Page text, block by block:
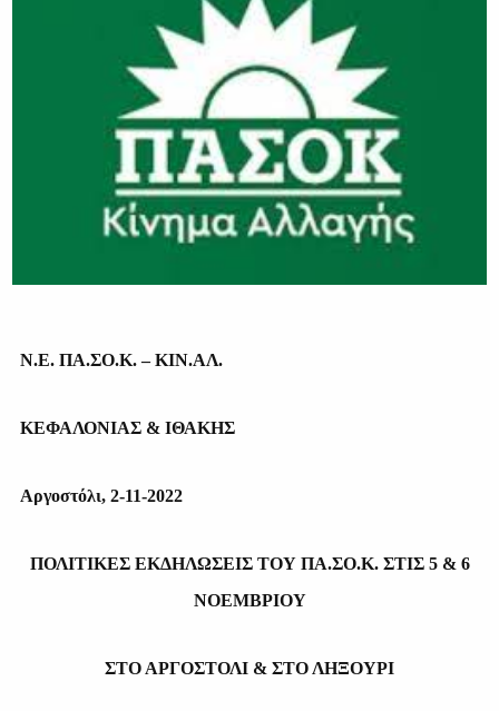
Ν.Ε. ΠΑ.ΣΟ.Κ. – ΚΙΝ.ΑΛ.
ΚΕΦΑΛΟΝΙΑΣ & ΙΘΑΚΗΣ
Αργοστόλι, 2-11-2022
ΠΟΛΙΤΙΚΕΣ ΕΚΔΗΛΩΣΕΙΣ ΤΟΥ ΠΑ.ΣΟ.Κ. ΣΤΙΣ 5 & 6
ΝΟΕΜΒΡΙΟΥ
ΣΤΟ ΑΡΓΟΣΤΟΛΙ & ΣΤΟ ΛΗΞΟΥΡΙ